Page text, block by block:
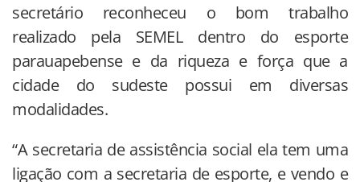
secretário reconheceu o bom trabalho
realizado pela SEMEL dentro do esporte
parauapebense e da riqueza e força que a
cidade do sudeste possui em diversas
modalidades.
“A secretaria de assistência social ela tem uma
ligação com a secretaria de esporte, e vendo e